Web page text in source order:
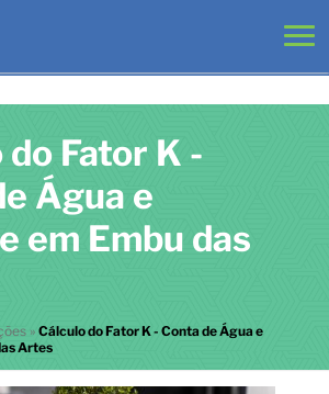
Fator K -
Água e
em Embu das
» Cálculo do Fator K - Conta de Água e
Artes